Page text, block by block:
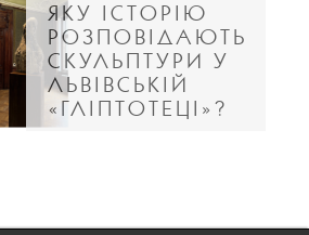
ЯКУ ІСТОРІЮ
РОЗПОВІДАЮТЬ
СКУЛЬПТУРИ У
ЛЬВІВСЬКІЙ
«ГЛІПТОТЕЦІ»?